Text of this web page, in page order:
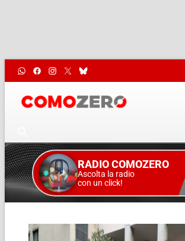
RADIO COMOZERO
Ascolta la radio
con un click!